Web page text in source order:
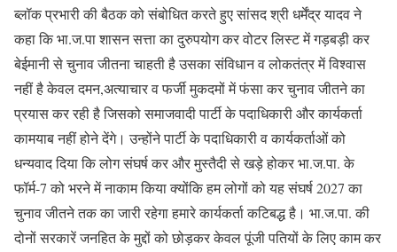
ब्लॉक प्रभारी की बैठक को संबोधित करते हुए सांसद श्री धर्मेंद्र यादव ने
कहा कि भा.ज.पा शासन सत्ता का दुरुपयोग कर वोटर लिस्ट में गड़बड़ी कर
बेईमानी से चुनाव जीतना चाहती है उसका संविधान व लोकतंत्र में विश्वास
नहीं है केवल दमन,अत्याचार व फर्जी मुकदमों में फंसा कर चुनाव जीतने का
प्रयास कर रही है जिसको समाजवादी पार्टी के पदाधिकारी और कार्यकर्ता
कामयाब नहीं होने देंगे। उन्होंने पार्टी के पदाधिकारी व कार्यकर्ताओं को
धन्यवाद दिया कि लोग संघर्ष कर और मुस्तैदी से खड़े होकर भा.ज.पा. के
फॉर्म-7 को भरने में नाकाम किया क्योंकि हम लोगों को यह संघर्ष 2027 का
चुनाव जीतने तक का जारी रहेगा हमारे कार्यकर्ता कटिबद्ध है। भा.ज.पा. की
दोनों सरकारें जनहित के मुद्दों को छोड़कर केवल पूंजी पतियों के लिए काम कर